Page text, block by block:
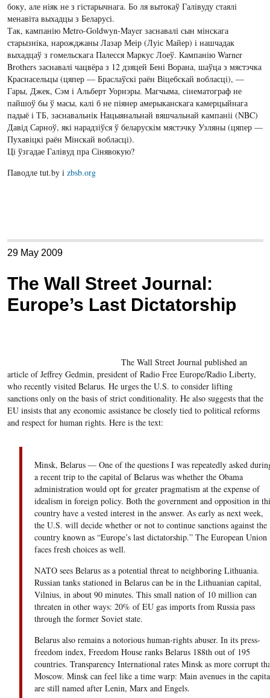
боку, але ніяк не з гістарычнага. Бо ля вытокаў Галівуду стаялі
менавіта выхадцы з Беларусі.
Так, кампанію Metro-Goldwyn-Mayer заснавалі сын мінскага
старызніка, нарожджаны Лазар Меір (Луіс Майер) і нашчадак
выхадцаў з гомельскага Палесся Маркус Лоеў. Кампанію Warner
Brothers заснавалі чацвёра з 12 дзяцей Бені Ворана, шаўца з мястэчка
Краснасельцы (цяпер — Браслаўскі раён Віцебскай вобласці), —
Гары, Джек, Сэм і Альберт Уорнэры. Магчыма, сінематограф не
пайшоў бы ў масы, калі б не піянер амерыканскага камерцыйнага
падыё і ТБ, заснавальнік Нацыянальнай вяшчальнай кампаніі (NBC)
Давід Сарноў, які нарадзіўся ў беларускім мястэчку Узляны (цяпер —
Пухавіцкі раён Мінскай вобласці).
Ці ўзгадае Галівуд пра Сінявокую?
Паводле tut.by і zbsb.org
29 May 2009
The Wall Street Journal:
Europe’s Last Dictatorship
The Wall Street Journal published an
article of Jeffrey Gedmin, president of Radio Free Europe/Radio Liberty,
who recently visited Belarus. He urges the U.S. to consider lifting
sanctions only on the basis of strict conditionality. He also suggests that the
EU insists that any economic assistance be closely tied to political reforms
and respect for human rights. Here is the text:
Minsk, Belarus — One of the questions I was repeatedly asked
a recent trip to the capital of Belarus was whether the Obama
administration would opt for greater pragmatism at the expense of
idealism in foreign policy. Both the government and opposition in
country have a vested interest in the answer. As early as next week,
the U.S. will decide whether or not to continue sanctions against the
country known as “Europe’s last dictatorship.” The European Union
faces fresh choices as well.
NATO sees Belarus as a potential threat to neighboring Lithuania.
Russian tanks stationed in Belarus can be in the Lithuanian capital,
Vilnius, in about 90 minutes. This small nation of 10 million can
threaten in other ways: 20% of EU gas imports from Russia pass
through the former Soviet state.
Belarus also remains a notorious human-rights abuser. In its press-
freedom index, Freedom House ranks Belarus 188th out of 195
countries. Transparency International rates Minsk as more corrupt
Moscow. Minsk can feel like a time warp: Main avenues in the
are still named after Lenin, Marx and Engels.